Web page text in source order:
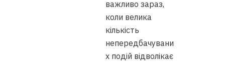
важливо зараз,
коли велика
кількість
непередбачувани
х подій відволікає